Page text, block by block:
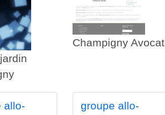
Champigny Avocat
allo-
groupe allo-